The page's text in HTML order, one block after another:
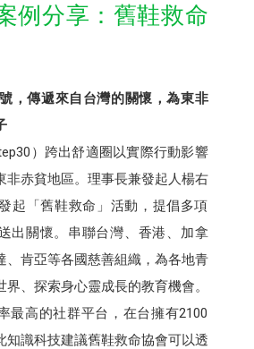
例分享：舊鞋救命
，傳遞來自台灣的關懷，為東非
）跨出舒適圈以實際行動影響
非赤貧地區。理事長兼發起人楊右
起「舊鞋救命」活動，提倡多項
出關懷。串聯台灣、香港、加拿
、肯亞等各國慈善組織，為各地青
、探索身心靈成長的教育機會。
最高的社群平台，在台擁有2100
知識科技建議舊鞋救命協會可以透